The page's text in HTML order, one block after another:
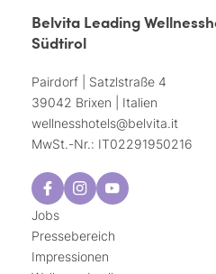
Belvita Leading
Südtirol
Pairdorf | Satzlstraße 4
39042 Brixen | Italien
wellnesshotels@belvita.it
MwSt.-Nr.: IT02291950216
Jobs
Pressebereich
Impressionen